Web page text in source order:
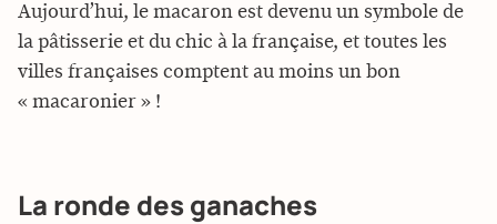
Aujourd’hui, le macaron est devenu un symbole de
la pâtisserie et du chic à la française, et toutes les
villes françaises comptent au moins un bon
« macaronier » !
La ronde des ganaches